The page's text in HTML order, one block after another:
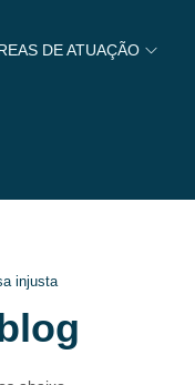
DE ATUAÇÃO
injusta